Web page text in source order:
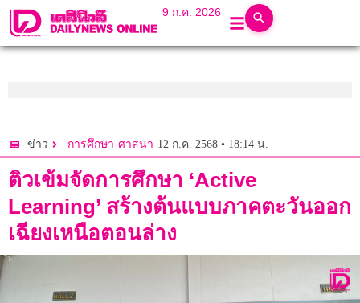
9 ก.ค. 2026
ข่าว การศึกษา-ศาสนา 12 ก.ค. 2568 • 18:14 น.
ติวเข้มจัดการศึกษา ‘Active
Learning’ สร้างต้นแบบภาคตะวันออก
เฉียงเหนือตอนล่าง